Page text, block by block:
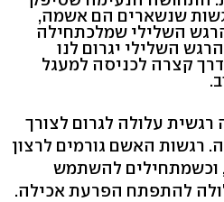
שנשארים הם אשמה,
השלילי שמלכתחילה
השלילי יגרום לנו
קצרה לכניסה למעגל
רגשית עלולה לגרום לצורך
רגשות האשם גורמים לרצון
וכשמתחילים להשתמש
להתפתח הפרעת אכילה.